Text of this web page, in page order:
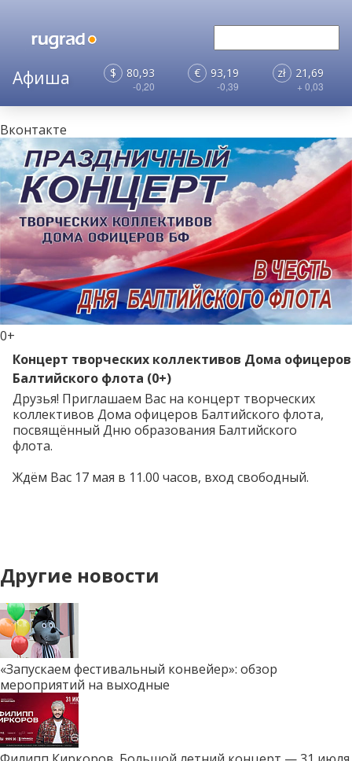
$ 80,93
-0,20
€ 93,19
-0,39
zł 21,69
+ 0,03
Концерт творческих коллективов Дома офицеров
Балтийского флота (0+)
0+
Вконтакте
Друзья! Приглашаем Вас на концерт творческих
коллективов Дома офицеров Балтийского флота,
посвящённый Дню образования Балтийского
флота.
Ждём Вас 17 мая в 11.00 часов, вход свободный.
Другие новости
«Запускаем фестивальный конвейер»: обзор
мероприятий на выходные